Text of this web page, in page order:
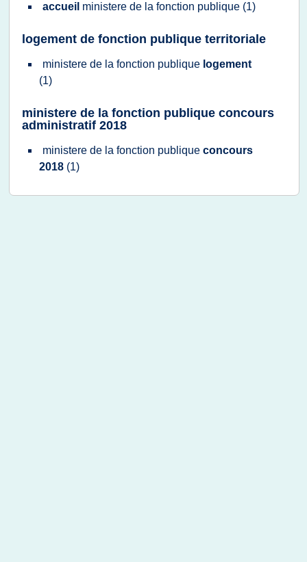
accueil ministere de la fonction publique (1)
logement de fonction publique territoriale
ministere de la fonction publique logement
(1)
ministere de la fonction publique concours
administratif 2018
ministere de la fonction publique concours
2018 (1)